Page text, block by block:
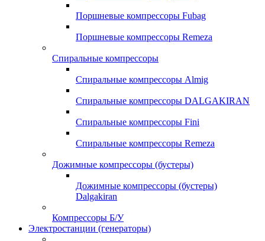
Поршневые компрессоры Fubag
Поршневые компрессоры Remeza
Спиральные компрессоры
Спиральные компрессоры Almig
Спиральные компрессоры DALGAKIRAN
Спиральные компрессоры Fini
Спиральные компрессоры Remeza
Дожимные компрессоры (бустеры)
Дожимные компрессоры (бустеры)
Dalgakiran
Компрессоры Б/У
Электростанции (генераторы)